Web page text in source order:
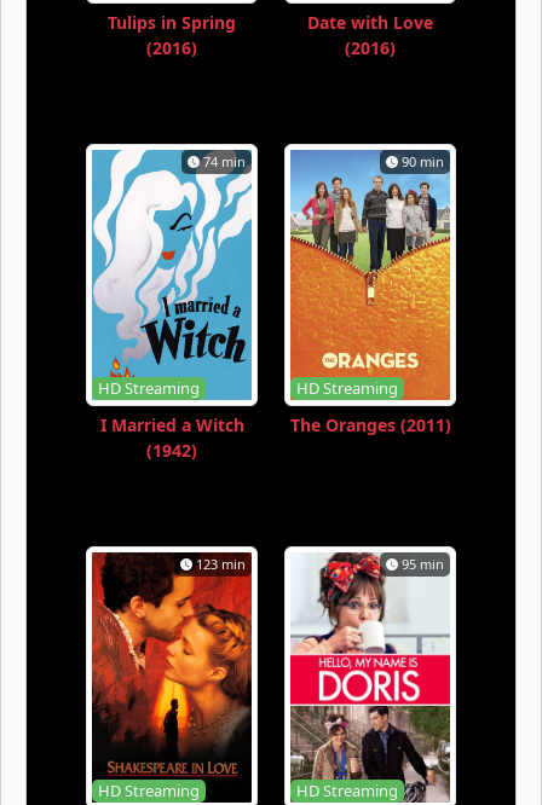
Tulips in Spring
(2016)
Date with Love
(2016)
74 min
HD Streaming
I Married a Witch
(1942)
90 min
HD Streaming
The Oranges (2011)
123 min
HD Streaming
95 min
HD Streaming